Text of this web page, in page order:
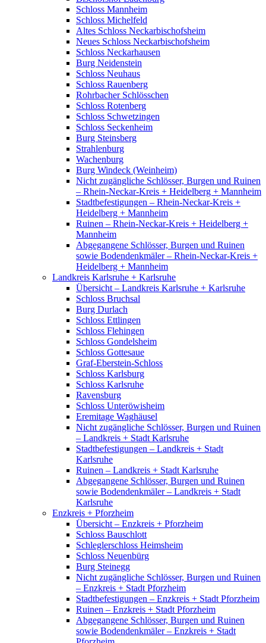
Schloss Mannheim
Schloss Michelfeld
Altes Schloss Neckarbischofsheim
Neues Schloss Neckarbischofsheim
Schloss Neckarhausen
Burg Neidenstein
Schloss Neuhaus
Schloss Rauenberg
Rohrbacher Schlösschen
Schloss Rotenberg
Schloss Schwetzingen
Schloss Seckenheim
Burg Steinsberg
Strahlenburg
Wachenburg
Burg Windeck (Weinheim)
Nicht zugängliche Schlösser, Burgen und Ruinen
– Rhein-Neckar-Kreis + Heidelberg + Mannheim
Stadtbefestigungen – Rhein-Neckar-Kreis +
Heidelberg + Mannheim
Ruinen – Rhein-Neckar-Kreis + Heidelberg +
Mannheim
Abgegangene Schlösser, Burgen und Ruinen
sowie Bodendenkmäler – Rhein-Neckar-Kreis +
Heidelberg + Mannheim
Landkreis Karlsruhe + Karlsruhe
Übersicht – Landkreis Karlsruhe + Karlsruhe
Schloss Bruchsal
Burg Durlach
Schloss Ettlingen
Schloss Flehingen
Schloss Gondelsheim
Schloss Gottesaue
Graf-Eberstein-Schloss
Schloss Karlsburg
Schloss Karlsruhe
Ravensburg
Schloss Unteröwisheim
Eremitage Waghäusel
Nicht zugängliche Schlösser, Burgen und Ruinen
– Landkreis + Stadt Karlsruhe
Stadtbefestigungen – Landkreis + Stadt
Karlsruhe
Ruinen – Landkreis + Stadt Karlsruhe
Abgegangene Schlösser, Burgen und Ruinen
sowie Bodendenkmäler – Landkreis + Stadt
Karlsruhe
Enzkreis + Pforzheim
Übersicht – Enzkreis + Pforzheim
Schloss Bauschlott
Schleglerschloss Heimsheim
Schloss Neuenbürg
Burg Steinegg
Nicht zugängliche Schlösser, Burgen und Ruinen
– Enzkreis + Stadt Pforzheim
Stadtbefestigungen – Enzkreis + Stadt Pforzheim
Ruinen – Enzkreis + Stadt Pforzheim
Abgegangene Schlösser, Burgen und Ruinen
sowie Bodendenkmäler – Enzkreis + Stadt